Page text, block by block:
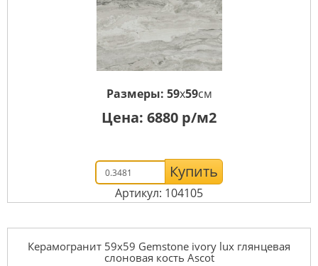
Размеры: 59x59см
Цена: 6880 р/м2
Купить
Артикул: 104105
Керамогранит 59x59 Gemstone ivory lux глянцевая
слоновая кость Ascot